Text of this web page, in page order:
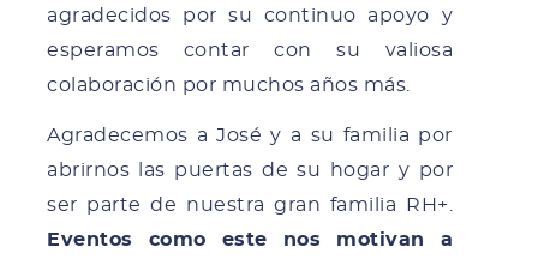
agradecidos por su continuo apoyo y
esperamos contar con su valiosa
colaboración por muchos años más.
Agradecemos a José y a su familia por
abrirnos las puertas de su hogar y por
ser parte de nuestra gran familia RH+.
Eventos como este nos motivan a